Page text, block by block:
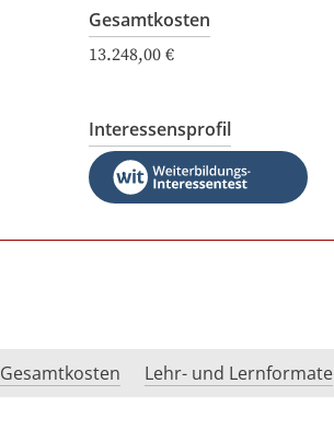
Gesamtkosten
13.248,00 €
Interessensprofil
Gesamtkosten Lehr- und Lernformate